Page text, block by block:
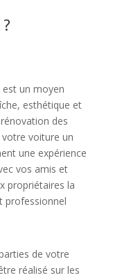
est un moyen
esthétique et
des
voiture un
une expérience
vos amis et
propriétaires la
professionnel
de votre
réalisé sur les